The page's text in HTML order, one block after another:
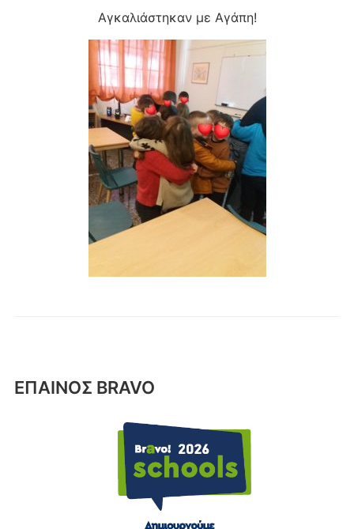
ΕΠΑΙΝΟΣ BRAVO
Αγκαλιάστηκαν με Αγάπη!